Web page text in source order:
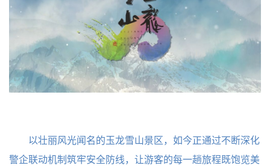
以壮丽风光闻名的玉龙雪山景区，如今正通过不断深化
警企联动机制筑牢安全防线，让游客的每一趟旅程既饱览美